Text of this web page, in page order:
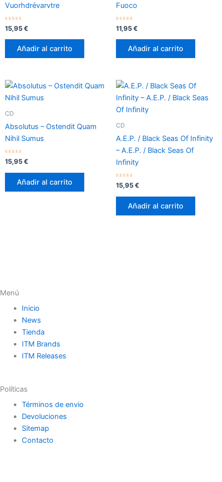
Vuorhdrévarvtre
Valorado
con
0
15,95€
Añadir al carrito
Fuoco
Valorado
con
0
11,95€
Añadir al carrito
CD
Absolutus – Ostendit Quam
Nihil Sumus
Valorado
con
0
15,95€
Añadir al carrito
CD
A.E.P. / Black Seas Of Infinity
– A.E.P. / Black Seas Of
Infinity
Valorado
con
0
15,95€
Añadir al carrito
Menú
Inicio
News
Tienda
ITM Brands
ITM Releases
Políticas
Términos de envio
Devoluciones
Sitemap
Contacto